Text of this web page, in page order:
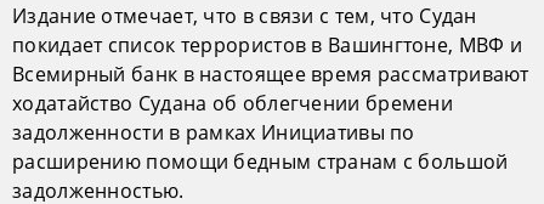
Издание отмечает, что в связи с тем, что Судан
покидает список террористов в Вашингтоне, МВФ и
Всемирный банк в настоящее время рассматривают
ходатайство Судана об облегчении бремени
задолженности в рамках Инициативы по
расширению помощи бедным странам с большой
задолженностью.